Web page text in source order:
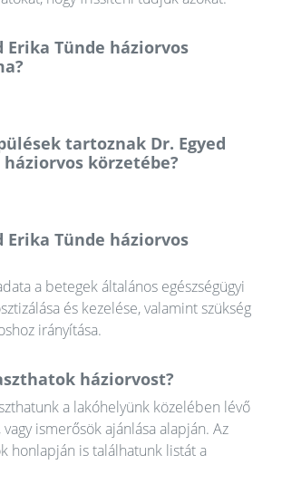
Erika Tünde háziorvos
tartoznak Dr. Egyed
háziorvos körzetébe?
Erika Tünde háziorvos
a betegek általános egészségügyi
és kezelése, valamint szükség
irányítása.
háziorvost?
a lakóhelyünk közelében lévő
ismerősök ajánlása alapján. Az
honlapján is találhatunk listát a